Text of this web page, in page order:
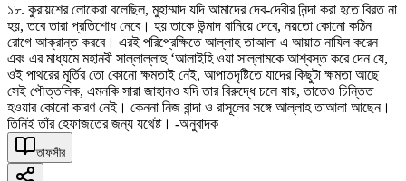
১৮. কুরায়শের লোকেরা বলেছিল, মুহাম্মাদ যদি আমাদের দেব-দেবীর নিন্দা করা হতে বিরত না
হয়, তবে তারা প্রতিশোধ নেবে। হয় তাকে উন্মাদ বানিয়ে দেবে, নয়তো কোনো কঠিন
রোগে আক্রান্ত করবে। এরই পরিপ্রেক্ষিতে আল্লাহ তাআলা এ আয়াত নাযিল করেন
এবং এর মাধ্যমে মহানবী সাল্লাল্লাহু ‘আলাইহি ওয়া সাল্লামকে আশ্বস্ত করে দেন যে,
ওই পাথরের মূর্তির তো কোনো ক্ষমতাই নেই, আপাতদৃষ্টিতে যাদের কিছুটা ক্ষমতা আছে
সেই পৌত্তলিক, এমনকি সারা জাহানও যদি তার বিরুদ্ধে চলে যায়, তাতেও চিন্তিত
হওয়ার কোনো কারণ নেই। কেননা নিজ বান্দা ও রাসূলের সঙ্গে আল্লাহ তাআলা আছেন।
তিনিই তাঁর হেফাজতের জন্য যথেষ্ট। -অনুবাদক
তাফসীর